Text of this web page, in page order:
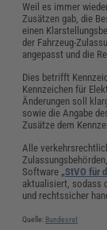
Weil es immer
Zusätzen gab, die
einen
der Fahrzeug-
angepasst und die
Dies betrifft
Kennzeichen für
Änderungen soll
sowie die Angabe
Zusätze dem
Alle
Software „StVO für
aktualisiert, sodass
und rechtssicher
Quelle: Bundesrat